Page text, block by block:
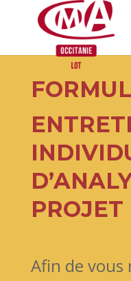
PROJET
Afin de vous